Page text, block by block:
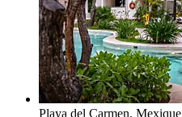
Playa del Carmen, Mexique